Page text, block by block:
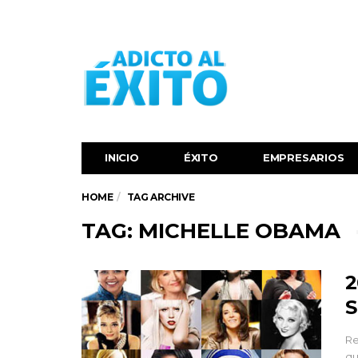
INICIO ÉXITO‬ EMPRESARIOS
HOME TAG ARCHIVE
TAG: MICHELLE OBAMA